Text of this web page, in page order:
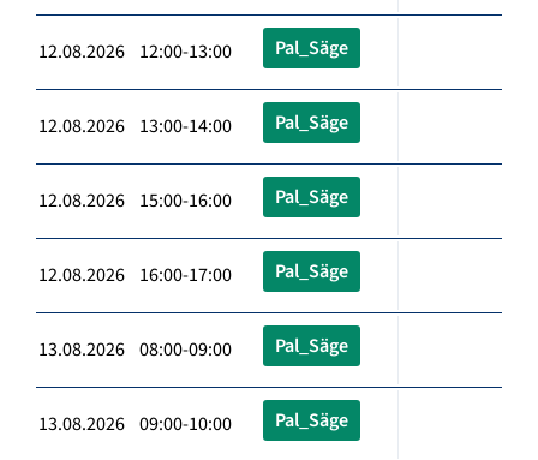
12.08.2026 12:00-13:00 Pal_Säge
12.08.2026 13:00-14:00 Pal_Säge
12.08.2026 15:00-16:00 Pal_Säge
12.08.2026 16:00-17:00 Pal_Säge
13.08.2026 08:00-09:00 Pal_Säge
13.08.2026 09:00-10:00 Pal_Säge